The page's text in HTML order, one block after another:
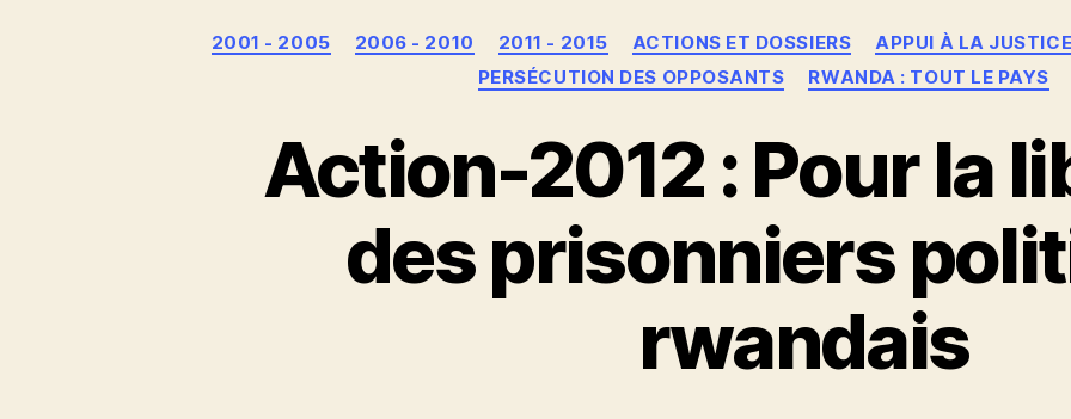
Catégories
2001 - 2005 2006 - 2010 2011 - 2015 ACTIONS ET DOSSIERS APPUI À LA JUSTICE
PERSÉCUTION DES OPPOSANTS
RWANDA : TOUT LE PAYS
Action-2012 : Pour la
des prisonniers
rwandais